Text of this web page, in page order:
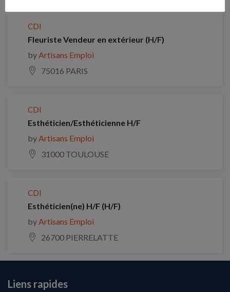
CDI
Fleuriste Vendeur en extérieur (H/F)
byArtisans Emploi
75016 PARIS
CDI
Esthéticien/Esthéticienne H/F
byArtisans Emploi
31000 TOULOUSE
CDI
Esthéticien(ne) H/F (H/F)
byArtisans Emploi
26700 PIERRELATTE
Liens rapides